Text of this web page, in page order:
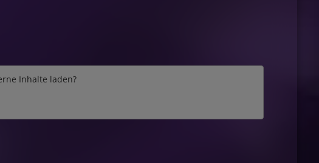
Inhalte laden?